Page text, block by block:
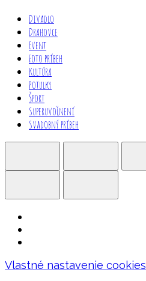
Divadlo
Drahovce
Event
Foto príbeh
Kultúra
Potulky
Šport
Superuvoľnení
Svadobný príbeh
Vlastné nastavenie cookies